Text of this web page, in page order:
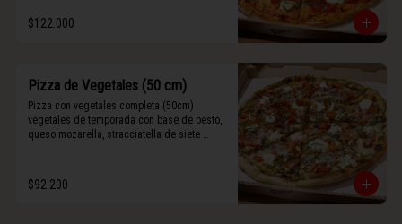
$122.000
Pizza de Vegetales (50 cm)
Pizza con vegetales completa (50cm)
vegetales de temporada con base de pesto,
queso mozarella, stracciatella de siete
padano y albahaca fresca.
$92.200